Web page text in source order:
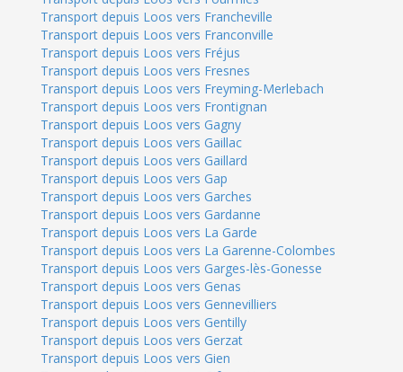
Transport depuis Loos vers Francheville
Transport depuis Loos vers Franconville
Transport depuis Loos vers Fréjus
Transport depuis Loos vers Fresnes
Transport depuis Loos vers Freyming-Merlebach
Transport depuis Loos vers Frontignan
Transport depuis Loos vers Gagny
Transport depuis Loos vers Gaillac
Transport depuis Loos vers Gaillard
Transport depuis Loos vers Gap
Transport depuis Loos vers Garches
Transport depuis Loos vers Gardanne
Transport depuis Loos vers La Garde
Transport depuis Loos vers La Garenne-Colombes
Transport depuis Loos vers Garges-lès-Gonesse
Transport depuis Loos vers Genas
Transport depuis Loos vers Gennevilliers
Transport depuis Loos vers Gentilly
Transport depuis Loos vers Gerzat
Transport depuis Loos vers Gien